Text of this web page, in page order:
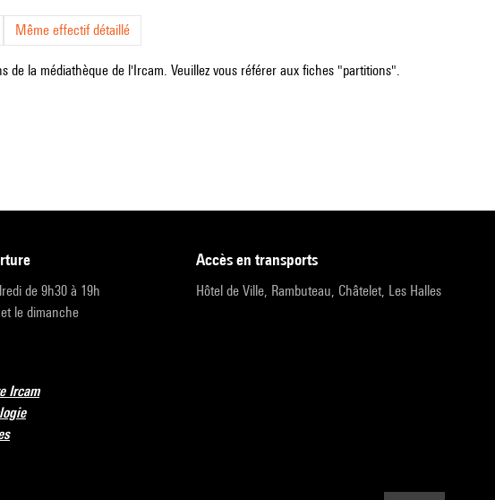
Même effectif détaillé
la médiathèque de l'Ircam. Veuillez vous référer aux fiches "partitions".
de 9h30 à 19h
le dimanche
accès en transports
Hôtel de Ville, Rambuteau, Châtelet, Les Halles
Ircam